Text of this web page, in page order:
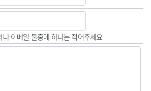
나 이메일 둘중에 하나는 적어주세요